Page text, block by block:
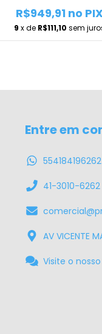
9 x de R$111,10 sem
R$949,91no
Entre em
554184196262
41-3010-6262
AV VICENTE
Visite o nosso